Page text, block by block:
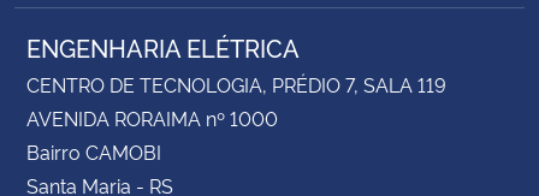
ENGENHARIA ELÉTRICA
CENTRO DE TECNOLOGIA, PRÉDIO 7, SALA 119
AVENIDA RORAIMA nº 1000
Bairro CAMOBI
Santa Maria - RS